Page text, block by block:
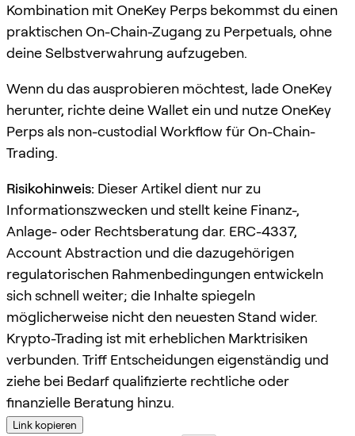
Kombination mit OneKey Perps bekommst du einen
praktischen On-Chain-Zugang zu Perpetuals, ohne
deine Selbstverwahrung aufzugeben.
Wenn du das ausprobieren möchtest, lade OneKey
herunter, richte deine Wallet ein und nutze OneKey
Perps als non-custodial Workflow für On-Chain-
Trading.
Risikohinweis: Dieser Artikel dient nur zu
Informationszwecken und stellt keine Finanz-,
Anlage- oder Rechtsberatung dar. ERC-4337,
Account Abstraction und die dazugehörigen
regulatorischen Rahmenbedingungen entwickeln
sich schnell weiter; die Inhalte spiegeln
möglicherweise nicht den neuesten Stand wider.
Krypto-Trading ist mit erheblichen Marktrisiken
verbunden. Triff Entscheidungen eigenständig und
ziehe bei Bedarf qualifizierte rechtliche oder
finanzielle Beratung hinzu.
Link kopieren